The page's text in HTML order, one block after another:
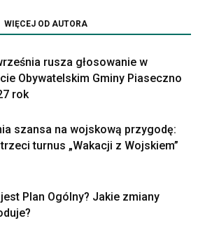
WIĘCEJ OD AUTORA
rusza głosowanie w
Obywatelskim Gminy Piaseczno
rok
szansa na wojskową przygodę:
turnus „Wakacji z Wojskiem”
Plan Ogólny? Jakie zmiany